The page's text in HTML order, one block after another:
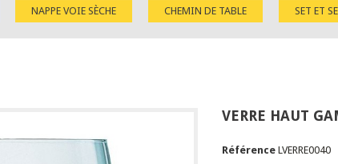
NAPPE VOIE SÈCHE CHEMIN DE TABLE SET ET
VERRE HAUT
Référence LVERRE0040